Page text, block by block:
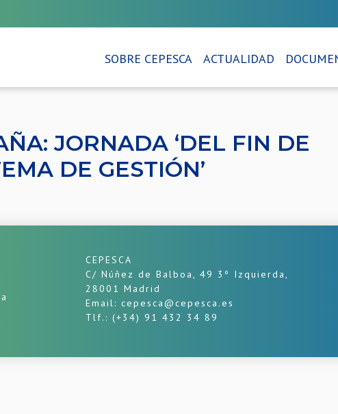
SOBRE CEPESCA ACTUALIDAD
JORNADA ‘DEL FIN DE
DE GESTIÓN’
CEPESCA
C/ Núñez de Balboa, 49 3º Izquierda,
28001 Madrid
Email: cepesca@cepesca.es
Tlf.: (+34) 91 432 34 89